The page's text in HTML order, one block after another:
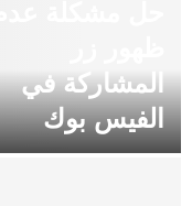
المشاركة في
الفيس بوك